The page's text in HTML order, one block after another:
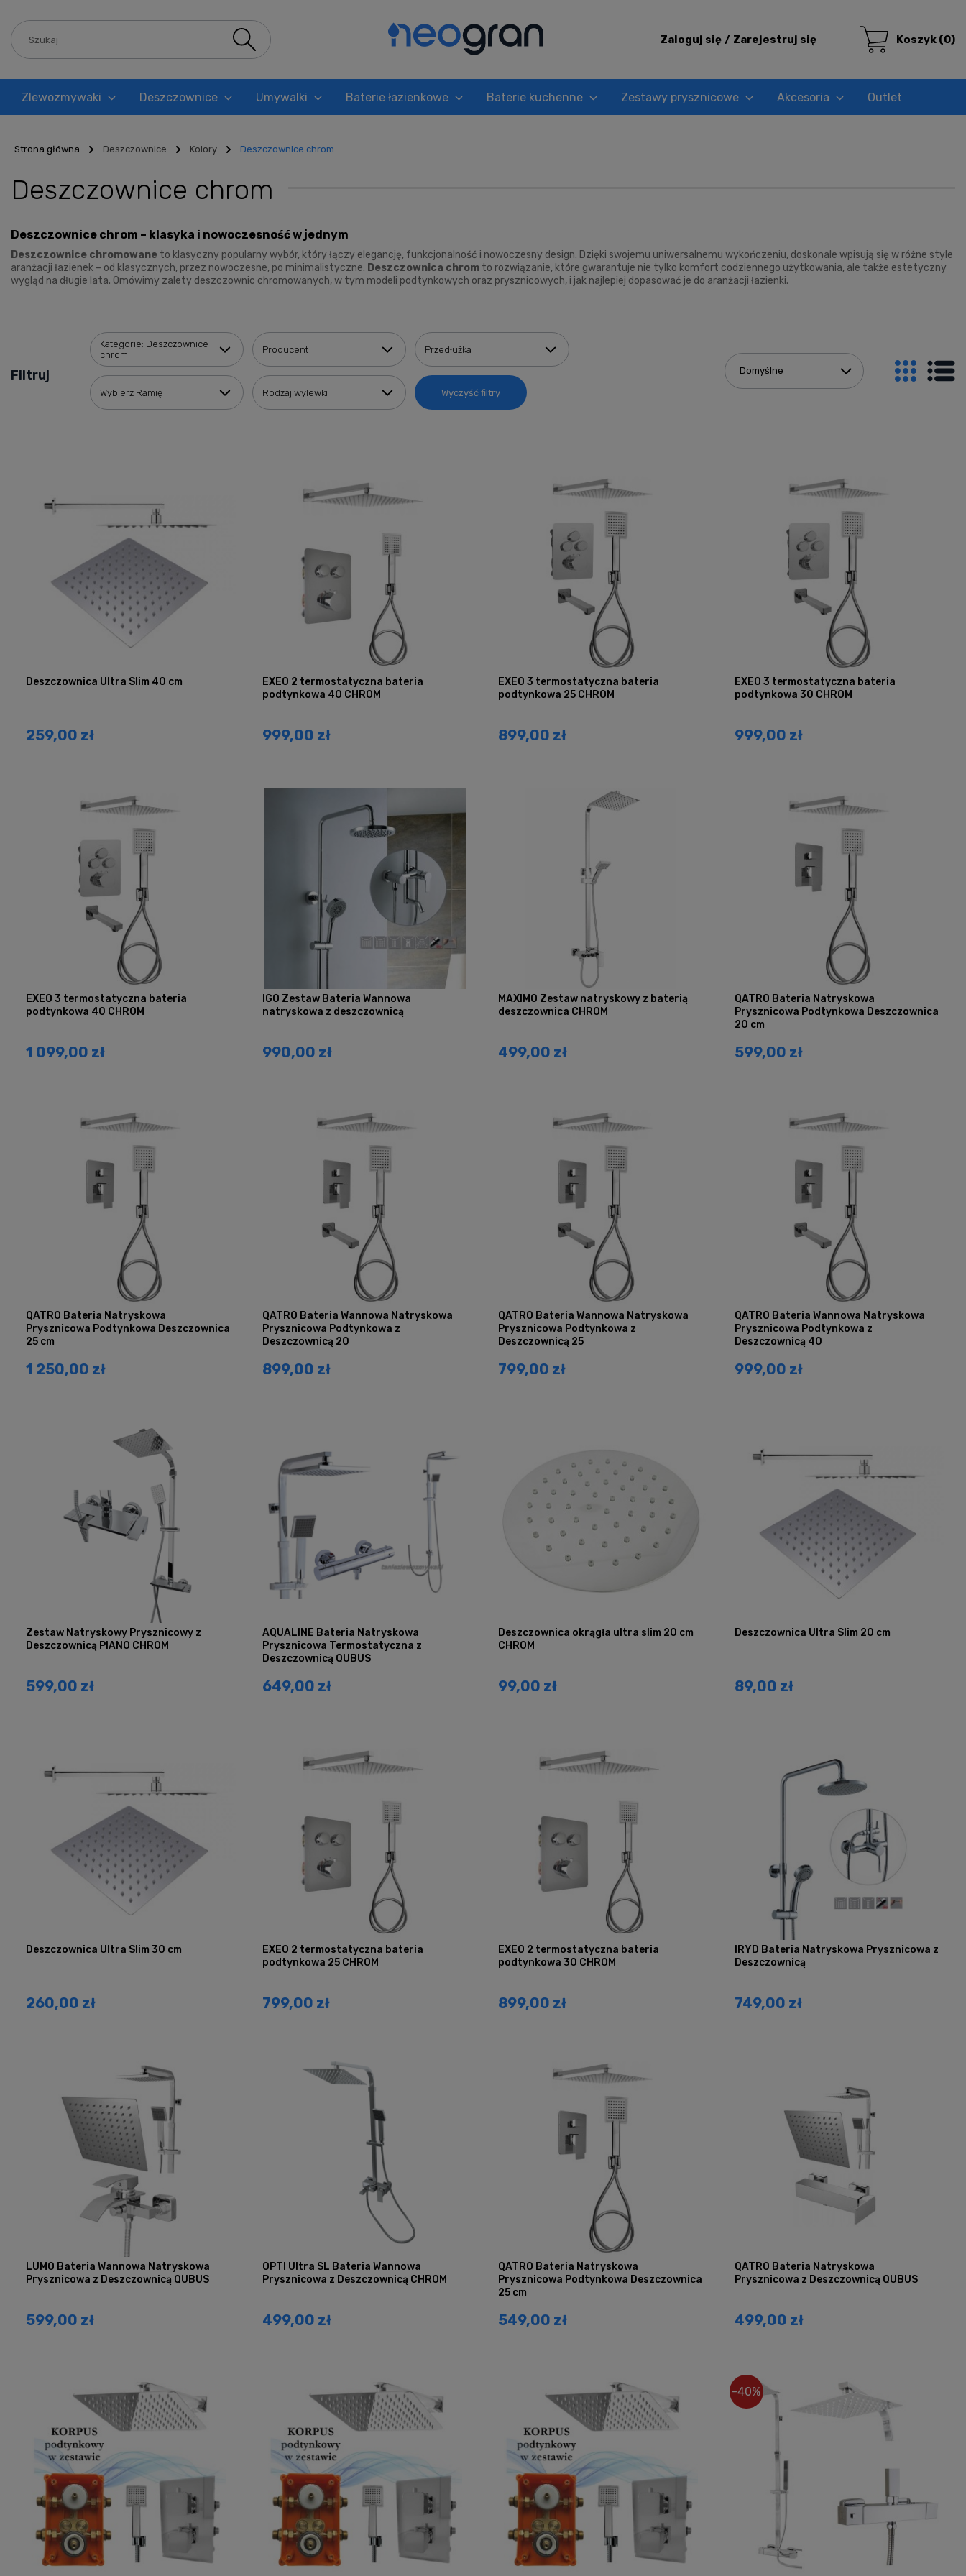
Zaloguj się Zarejestruj się Koszyk (0)
Zlewozmywaki Deszczownice Umywalki Baterie łazienkowe Baterie kuchenne Zestawy prysznicowe Akcesoria Outlet
Strona główna Deszczownice Kolory Deszczownice chrom
Deszczownice chrom
Deszczownice chrom – klasyka i nowoczesność w jednym
Deszczownice chromowane to klasyczny popularny wybór, który łączy elegancję, funkcjonalność i nowoczesny design. Dzięki swojemu uniwersalnemu wykończeniu, doskonale wpisują się w różne style
aranżacji łazienek – od klasycznych, przez nowoczesne, po minimalistyczne. Deszczownica chrom to rozwiązanie, które gwarantuje nie tylko komfort codziennego użytkowania, ale także estetyczny
wygląd na długie lata. Omówimy zalety deszczownic chromowanych, w tym modeli podtynkowych oraz prysznicowych, i jak najlepiej dopasować je do aranżacji łazienki.
Filtruj
Kategorie: Deszczownice
chrom
Producent Przedłużka
Wybierz Ramię Rodzaj wylewki Wyczyść filtry
Deszczownica Ultra Slim 40 cm
259,00 zł
EXEO 2 termostatyczna bateria
podtynkowa 40 CHROM
999,00 zł
EXEO 3 termostatyczna bateria
podtynkowa 25 CHROM
899,00 zł
EXEO 3 termostatyczna bateria
podtynkowa 30 CHROM
999,00 zł
EXEO 3 termostatyczna bateria
podtynkowa 40 CHROM
1 099,00 zł
IGO Zestaw Bateria Wannowa
natryskowa z deszczownicą
990,00 zł
MAXIMO Zestaw natryskowy z baterią
deszczownica CHROM
499,00 zł
QATRO Bateria Natryskowa
Prysznicowa Podtynkowa Deszczownica
20 cm
599,00 zł
QATRO Bateria Natryskowa
Prysznicowa Podtynkowa Deszczownica
25 cm
1 250,00 zł
QATRO Bateria Wannowa Natryskowa
Prysznicowa Podtynkowa z
Deszczownicą 20
899,00 zł
QATRO Bateria Wannowa Natryskowa
Prysznicowa Podtynkowa z
Deszczownicą 25
799,00 zł
QATRO Bateria Wannowa Natryskowa
Prysznicowa Podtynkowa z
Deszczownicą 40
999,00 zł
Zestaw Natryskowy Prysznicowy z
Deszczownicą PIANO CHROM
599,00 zł
AQUALINE Bateria Natryskowa
Prysznicowa Termostatyczna z
Deszczownicą QUBUS
649,00 zł
Deszczownica okrągła ultra slim 20 cm
CHROM
99,00 zł
Deszczownica Ultra Slim 20 cm
89,00 zł
Deszczownica Ultra Slim 30 cm
260,00 zł
EXEO 2 termostatyczna bateria
podtynkowa 25 CHROM
799,00 zł
EXEO 2 termostatyczna bateria
podtynkowa 30 CHROM
899,00 zł
IRYD Bateria Natryskowa Prysznicowa z
Deszczownicą
749,00 zł
LUMO Bateria Wannowa Natryskowa
Prysznicowa z Deszczownicą QUBUS
599,00 zł
OPTI Ultra SL Bateria Wannowa
Prysznicowa z Deszczownicą CHROM
499,00 zł
QATRO Bateria Natryskowa
Prysznicowa Podtynkowa Deszczownica
25 cm
549,00 zł
QATRO Bateria Natryskowa
Prysznicowa z Deszczownicą QUBUS
499,00 zł
-40%